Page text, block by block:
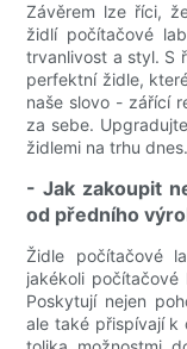
Závěrem lze říci,
židlí počítačové
trvanlivost a styl. S
perfektní židle,
naše slovo - zářící
za sebe.
židlemi na trhu dnes.
- Jak zakoupit
od předního
Židle počítačové
jakékoli počítačové
Poskytují nejen
ale také přispívají k